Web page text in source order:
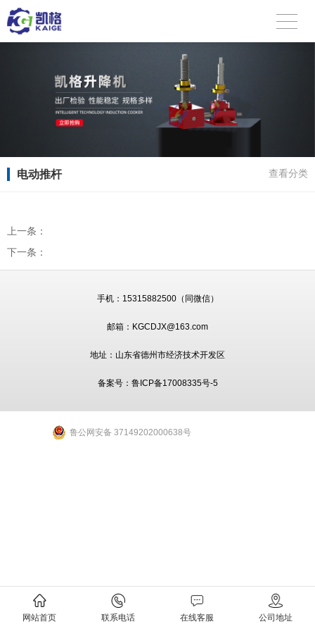
电动推杆 查看分类
上一条：
下一条：
网站首页 联系电话 在线客服 公司地址
手机： 15315882500（同微信）
邮箱：KGCDJX@163.com
地址：山东省德州市经济技术开发区
备案号： 鲁ICP备17008335号-5
鲁公网安备 37149202000638号